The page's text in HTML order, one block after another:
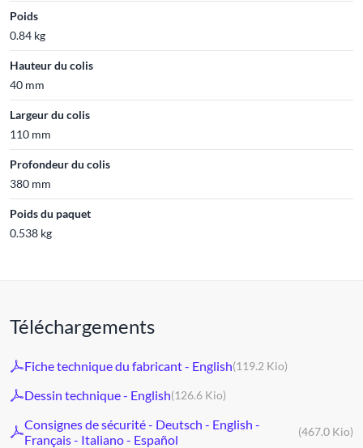
Poids
0.84 kg
Hauteur du colis
40 mm
Largeur du colis
110 mm
Profondeur du colis
380 mm
Poids du paquet
0.538 kg
Téléchargements
Fiche technique du fabricant - English(119.2 Kio)
Dessin technique - English(126.6 Kio)
Consignes de sécurité - Deutsch - English -
Français - Italiano - Español
(467.0 Kio)